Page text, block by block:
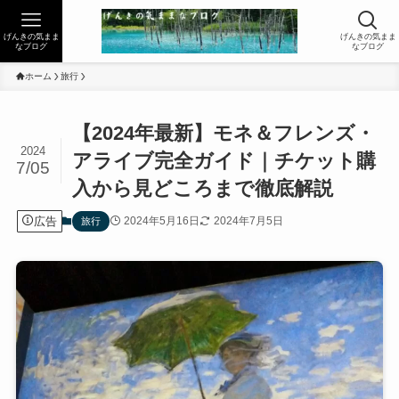
げんきの気まま
なブログ
げんきの気まま
なブログ
ホーム 旅行
【2024年最新】モネ＆フレンズ・
アライブ完全ガイド｜チケット購
入から見どころまで徹底解説
2024
7/05
広告 旅行 2024年5月16日 2024年7月5日